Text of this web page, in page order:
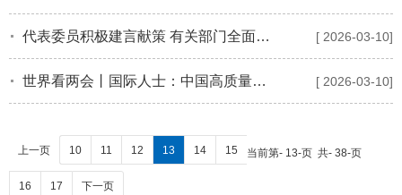
代表委员积极建言献策 有关部门全面记录梳理高效转办回应 [ 2026-03-10]
世界看两会丨国际人士：中国高质量发展为全球经济注入稳定性 [ 2026-03-10]
当前第- 13-页 共- 38-页
上一页 10 11 12 13 14 15
16 17 下一页